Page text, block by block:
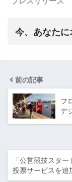
今、あなたに
前の記事
フ
デ
「公営競技スタ
投票サービスを追